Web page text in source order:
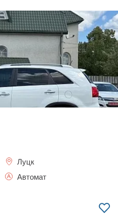
Луцк
Автомат